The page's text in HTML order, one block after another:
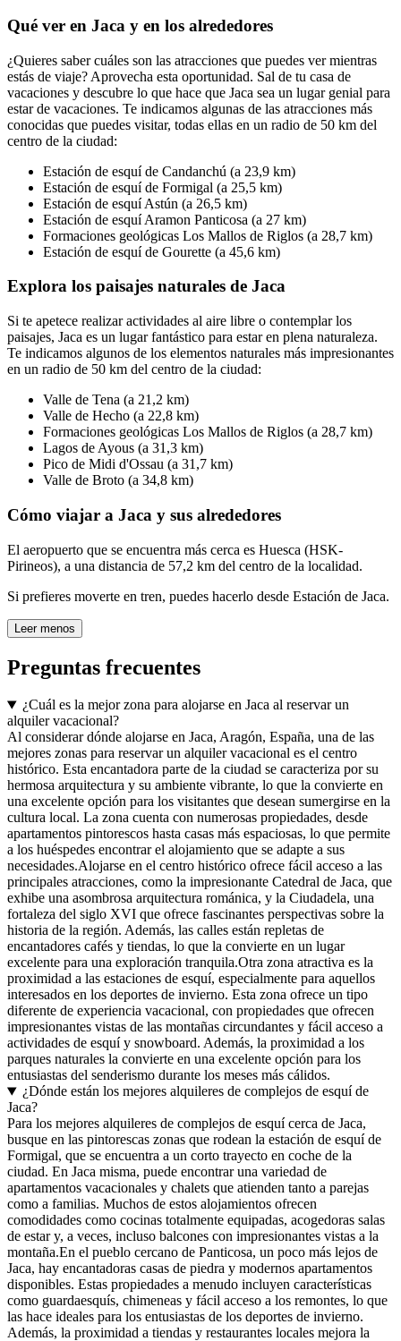
Qué ver en Jaca y en los alrededores
¿Quieres saber cuáles son las atracciones que puedes ver mientras
estás de viaje? Aprovecha esta oportunidad. Sal de tu casa de
vacaciones y descubre lo que hace que Jaca sea un lugar genial para
estar de vacaciones. Te indicamos algunas de las atracciones más
conocidas que puedes visitar, todas ellas en un radio de 50 km del
centro de la ciudad:
Estación de esquí de Candanchú (a 23,9 km)
Estación de esquí de Formigal (a 25,5 km)
Estación de esquí Astún (a 26,5 km)
Estación de esquí Aramon Panticosa (a 27 km)
Formaciones geológicas Los Mallos de Riglos (a 28,7 km)
Estación de esquí de Gourette (a 45,6 km)
Explora los paisajes naturales de Jaca
Si te apetece realizar actividades al aire libre o contemplar los
paisajes, Jaca es un lugar fantástico para estar en plena naturaleza.
Te indicamos algunos de los elementos naturales más impresionantes
en un radio de 50 km del centro de la ciudad:
Valle de Tena (a 21,2 km)
Valle de Hecho (a 22,8 km)
Formaciones geológicas Los Mallos de Riglos (a 28,7 km)
Lagos de Ayous (a 31,3 km)
Pico de Midi d'Ossau (a 31,7 km)
Valle de Broto (a 34,8 km)
Cómo viajar a Jaca y sus alrededores
El aeropuerto que se encuentra más cerca es Huesca (HSK-
Pirineos), a una distancia de 57,2 km del centro de la localidad.
Si prefieres moverte en tren, puedes hacerlo desde Estación de Jaca.
Leer menos
Preguntas frecuentes
¿Cuál es la mejor zona para alojarse en Jaca al reservar un
alquiler vacacional?
Al considerar dónde alojarse en Jaca, Aragón, España, una de las
mejores zonas para reservar un alquiler vacacional es el centro
histórico. Esta encantadora parte de la ciudad se caracteriza por su
hermosa arquitectura y su ambiente vibrante, lo que la convierte en
una excelente opción para los visitantes que desean sumergirse en la
cultura local. La zona cuenta con numerosas propiedades, desde
apartamentos pintorescos hasta casas más espaciosas, lo que permite
a los huéspedes encontrar el alojamiento que se adapte a sus
necesidades.Alojarse en el centro histórico ofrece fácil acceso a las
principales atracciones, como la impresionante Catedral de Jaca, que
exhibe una asombrosa arquitectura románica, y la Ciudadela, una
fortaleza del siglo XVI que ofrece fascinantes perspectivas sobre la
historia de la región. Además, las calles están repletas de
encantadores cafés y tiendas, lo que la convierte en un lugar
excelente para una exploración tranquila.Otra zona atractiva es la
proximidad a las estaciones de esquí, especialmente para aquellos
interesados en los deportes de invierno. Esta zona ofrece un tipo
diferente de experiencia vacacional, con propiedades que ofrecen
impresionantes vistas de las montañas circundantes y fácil acceso a
actividades de esquí y snowboard. Además, la proximidad a los
parques naturales la convierte en una excelente opción para los
entusiastas del senderismo durante los meses más cálidos.
¿Dónde están los mejores alquileres de complejos de esquí de
Jaca?
Para los mejores alquileres de complejos de esquí cerca de Jaca,
busque en las pintorescas zonas que rodean la estación de esquí de
Formigal, que se encuentra a un corto trayecto en coche de la
ciudad. En Jaca misma, puede encontrar una variedad de
apartamentos vacacionales y chalets que atienden tanto a parejas
como a familias. Muchos de estos alojamientos ofrecen
comodidades como cocinas totalmente equipadas, acogedoras salas
de estar y, a veces, incluso balcones con impresionantes vistas a la
montaña.En el pueblo cercano de Panticosa, un poco más lejos de
Jaca, hay encantadoras casas de piedra y modernos apartamentos
disponibles. Estas propiedades a menudo incluyen características
como guardaesquís, chimeneas y fácil acceso a los remontes, lo que
las hace ideales para los entusiastas de los deportes de invierno.
Además, la proximidad a tiendas y restaurantes locales mejora la